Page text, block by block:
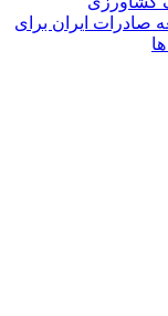
صادرات ایران برای